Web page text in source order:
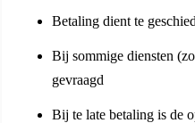
Betaling dient te
Bij sommige diensten
gevraagd
Bij te late betaling is de